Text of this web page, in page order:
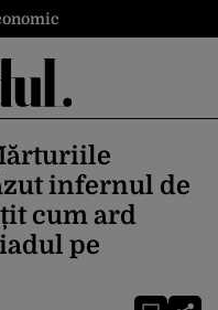
infernul de
cum ard
pe